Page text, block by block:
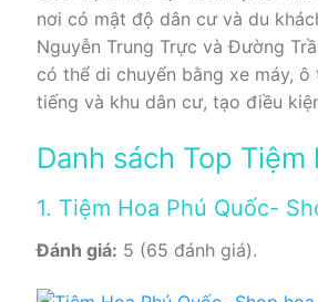
nơi có mật độ dân cư và du
Nguyễn Trung Trực và Đường
có thể di chuyển bằng xe máy,
tiếng và khu dân cư, tạo điều
Danh sách Top
1. Tiệm Hoa Phú Quốc-
Đánh giá: 5 (65 đánh giá).